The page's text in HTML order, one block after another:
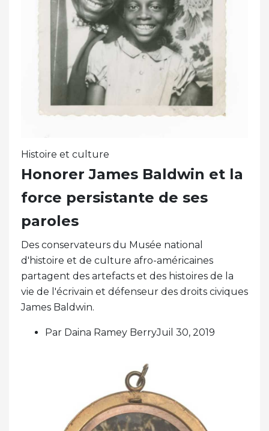
Histoire et culture
Honorer James Baldwin et la
force persistante de ses
paroles
Des conservateurs du Musée national
d'histoire et de culture afro-américaines
partagent des artefacts et des histoires de la
vie de l'écrivain et défenseur des droits civiques
James Baldwin.
Par Daina Ramey BerryJuil 30, 2019